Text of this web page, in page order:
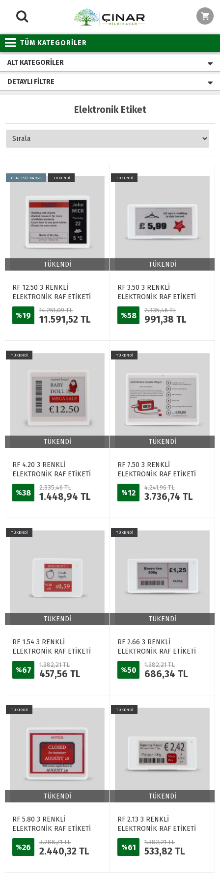
TÜM KATEGORİLER
ALT KATEGORILER
DETAYLI FILTRE
Elektronik Etiket
ÜCRETSİZ KARGO TÜKENDİ
TÜKENDİ
RF 12.50 3 RENKLİ
ELEKTRONİK RAF ETİKETİ
BEYAZ
%19
14.251,09 TL
11.591,52 TL
TÜKENDİ
TÜKENDİ
RF 3.50 3 RENKLİ
ELEKTRONİK RAF ETİKETİ
BEYAZ
%58
2.335,46 TL
991,38 TL
TÜKENDİ
TÜKENDİ
RF 4.20 3 RENKLİ
ELEKTRONİK RAF ETİKETİ
BEYAZ
%38
2.335,46 TL
1.448,94 TL
TÜKENDİ
TÜKENDİ
RF 7.50 3 RENKLİ
ELEKTRONİK RAF ETİKETİ
BEYAZ
%12
4.241,96 TL
3.736,74 TL
TÜKENDİ
TÜKENDİ
RF 1.54 3 RENKLİ
ELEKTRONİK RAF ETİKETİ
BEYAZ
%67
1.382,21 TL
457,56 TL
TÜKENDİ
TÜKENDİ
RF 2.66 3 RENKLİ
ELEKTRONİK RAF ETİKETİ
BEYAZ
%50
1.382,21 TL
686,34 TL
TÜKENDİ
TÜKENDİ
RF 5.80 3 RENKLİ
ELEKTRONİK RAF ETİKETİ
BEYAZ
%26
3.288,71 TL
2.440,32 TL
TÜKENDİ
TÜKENDİ
RF 2.13 3 RENKLİ
ELEKTRONİK RAF ETİKETİ
BEYAZ
%61
1.382,21 TL
533,82 TL